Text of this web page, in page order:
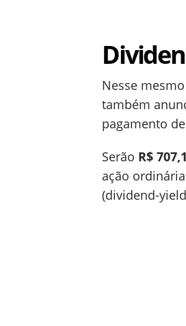
Nesse
também
pagamento de
Serão R$
ação
(dividend-